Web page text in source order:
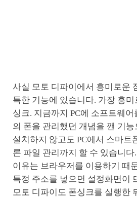
사실 모토 디파이에서 흥미로운
특한 기능에 있습니다. 가장 흥
싱크. 지금까지 PC에 소프트웨
의 폰을 관리했던 개념을 깬 기
설치하지 않고도 PC에서 스마트
론 파일 관리까지 할 수 있습니
이유는 브라우저를 이용하기 때
특정 주소를 넣으면 설정화면이
모토 디파이도 폰싱크를 실행한